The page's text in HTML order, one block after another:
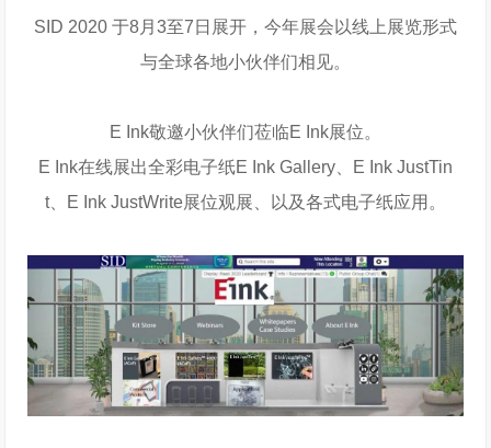
SID 2020 于8月3至7日展开，今年展会以线上展览形式
与全球各地小伙伴们相见。
E Ink敬邀小伙伴们莅临E Ink展位。
E Ink在线展出全彩电子纸E Ink Gallery、E Ink JustTin
t、E Ink JustWrite展位观展、以及各式电子纸应用。